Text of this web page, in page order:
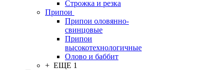
Строжка и резка
Припои
Припои оловянно-
свинцовые
Припои
высокотехнологичные
Олово и баббит
+ ЕЩЕ 1